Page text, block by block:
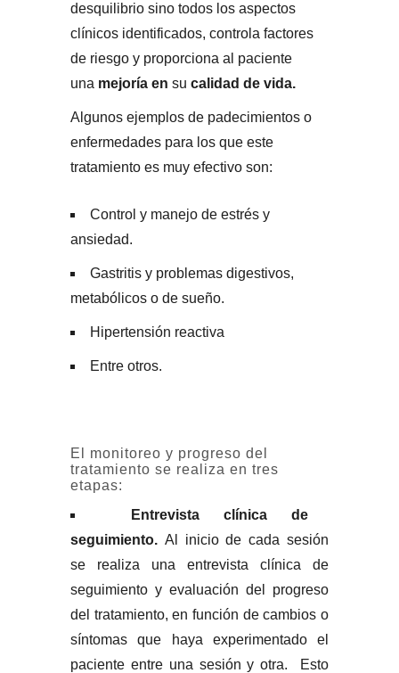
desquilibrio sino todos los aspectos
clínicos identificados, controla factores
de riesgo y proporciona al paciente
una mejoría en su calidad de vida.
Algunos ejemplos de padecimientos o
enfermedades para los que este
tratamiento es muy efectivo son:
Control y manejo de estrés y
ansiedad.
Gastritis y problemas digestivos,
metabólicos o de sueño.
Hipertensión reactiva
Entre otros.
El monitoreo y progreso del
tratamiento se realiza en tres
etapas:
Entrevista clínica de
seguimiento. Al inicio de cada sesión
se realiza una entrevista clínica de
seguimiento y evaluación del progreso
del tratamiento, en función de cambios o
síntomas que haya experimentado el
paciente entre una sesión y otra. Esto